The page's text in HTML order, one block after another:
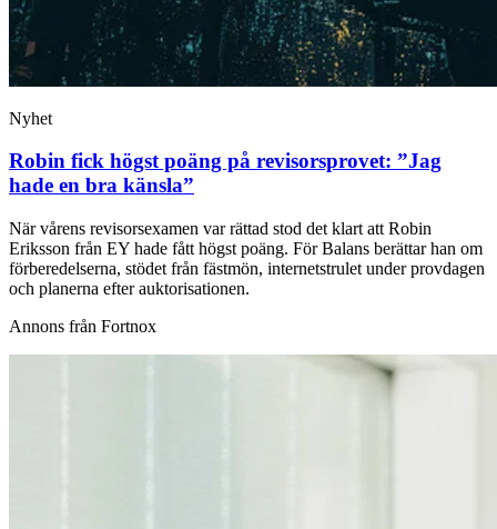
Nyhet
Robin fick högst poäng på revisorsprovet: ”Jag
hade en bra känsla”
När vårens revisorsexamen var rättad stod det klart att Robin
Eriksson från EY hade fått högst poäng. För Balans berättar han om
förberedelserna, stödet från fästmön, internetstrulet under provdagen
och planerna efter auktorisationen.
Annons från Fortnox